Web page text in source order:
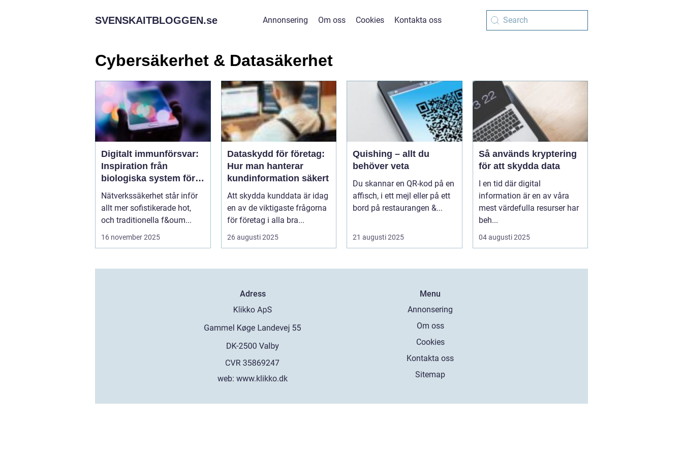
SVENSKAITBLOGGEN.se Annonsering Om oss Cookies Kontakta oss
Cybersäkerhet & Datasäkerhet
Digitalt immunförsvar:
Inspiration från
biologiska system för
att stärka
nätverkssäkerhet
Nätverkssäkerhet står inför
allt mer sofistikerade hot,
och traditionella f&oum...
16 november 2025
Dataskydd för företag:
Hur man hanterar
kundinformation säkert
Att skydda kunddata är idag
en av de viktigaste frågorna
för företag i alla bra...
26 augusti 2025
Quishing – allt du
behöver veta
Du skannar en QR-kod på en
affisch, i ett mejl eller på ett
bord på restaurangen &...
21 augusti 2025
Så används kryptering
för att skydda data
I en tid där digital
information är en av våra
mest värdefulla resurser har
beh...
04 augusti 2025
Adress
web:www.klikko.dk
Menu
Annonsering
Om oss
Cookies
Kontakta oss
Sitemap